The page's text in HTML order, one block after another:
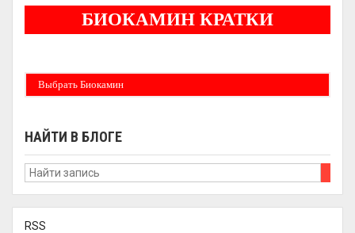
БИОКАМИН КРАТКИ
Выбрать Биокамин
НАЙТИ В БЛОГЕ
RSS